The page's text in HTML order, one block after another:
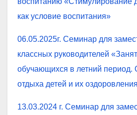
как условие воспитания»
06.05.2025г. Семинар для
классных руководителей
обучающихся в летний период.
отдыха детей и их
13.03.2024 г. Семинар для